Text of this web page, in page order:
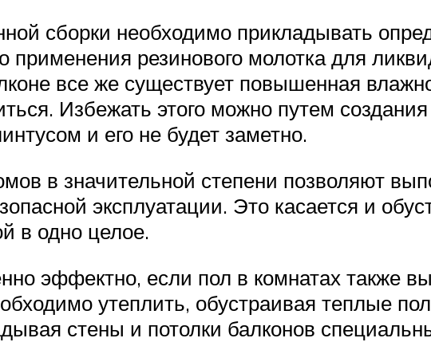
сборки необходимо прикладывать
резинового молотка для
все же существует повышенная
Избежать этого можно путем
и его не будет заметно.
в значительной степени позволяют
эксплуатации. Это касается и
в одно целое.
эффектно, если пол в комнатах также
утеплить, обустраивая теплые
стены и потолки балконов